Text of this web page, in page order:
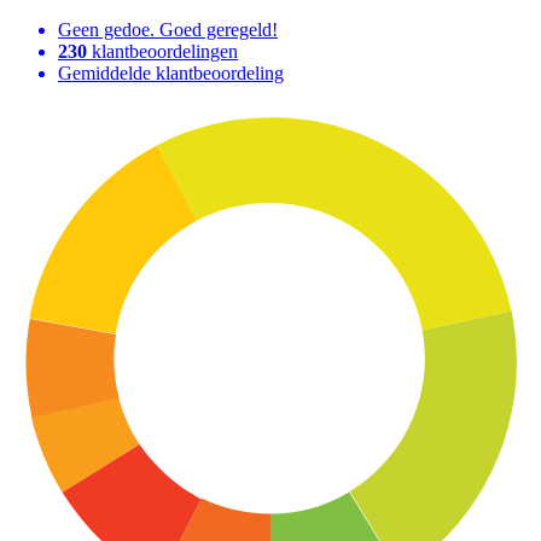
Geen gedoe. Goed geregeld!
230 klantbeoordelingen
Gemiddelde klantbeoordeling